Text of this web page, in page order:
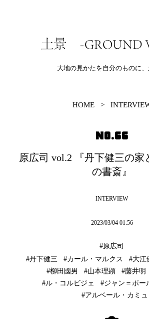
土景 -GROUND
大地の見かたを自分のものに、
HOME >
NO.66
原広司 vol.2 『丹下健三の家
の書斎』
INTERVIEW
2023/03/04 01:56
#原広司
#丹下健三
#カール・マルクス #大江
#柳田國男
#山本理顕 #藤井明
#ル・コルビジェ
#ジャン＝ポー
#アルベール・カミュ